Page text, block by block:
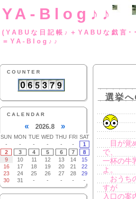
YA-Blog♪♪
(YABUな日記帳♪
＝YA-Blog♪♪
COUNTER
CALENDAR
« 2026.8 »
SUN MON TUE WED THU FRI SAT
-
- - - - -
1
2
3 4 5 6 7
8
9
10 11 12 13 14
15
16
17 18 19 20 21
22
23
24 25 26 27 28
29
30
31 - - - - -
選挙
目が覚
で、
一杯の牛
よ。
おうち
すが
入口の案